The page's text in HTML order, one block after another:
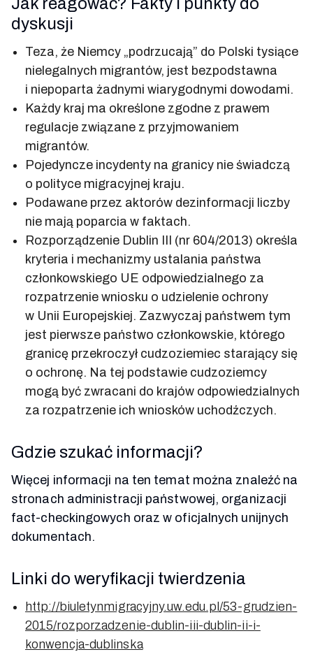
dyskusji
Teza, że Niemcy „podrzucają” do Polski tysiące
nielegalnych migrantów, jest bezpodstawna
i niepoparta żadnymi wiarygodnymi dowodami.
Każdy kraj ma określone zgodne z prawem
regulacje związane z przyjmowaniem
migrantów.
Pojedyncze incydenty na granicy nie świadczą
o polityce migracyjnej kraju.
Podawane przez aktorów dezinformacji liczby
nie mają poparcia w faktach.
Rozporządzenie Dublin III (nr 604/2013) określa
kryteria i mechanizmy ustalania państwa
członkowskiego UE odpowiedzialnego za
rozpatrzenie wniosku o udzielenie ochrony
w Unii Europejskiej. Zazwyczaj państwem tym
jest pierwsze państwo członkowskie, którego
granicę przekroczył cudzoziemiec starający się
o ochronę. Na tej podstawie cudzoziemcy
mogą być zwracani do krajów odpowiedzialnych
za rozpatrzenie ich wniosków uchodźczych.
Gdzie szukać informacji?
Więcej informacji na ten temat można znaleźć na
stronach administracji państwowej, organizacji
fact-checkingowych oraz w oficjalnych unijnych
dokumentach.
Linki do weryfikacji twierdzenia
http://biuletynmigracyjny.uw.edu.pl/53-grudzien-
2015/rozporzadzenie-dublin-iii-dublin-ii-i-
konwencja-dublinska